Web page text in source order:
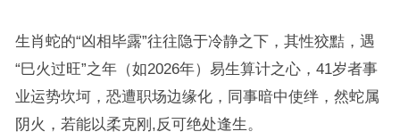
生肖蛇的“凶相毕露”往往隐于冷静之下，其性狡黠，遇
“巳火过旺”之年（如2026年）易生算计之心，41岁者事
业运势坎坷，恐遭职场边缘化，同事暗中使绊，然蛇属
阴火，若能以柔克刚,反可绝处逢生。